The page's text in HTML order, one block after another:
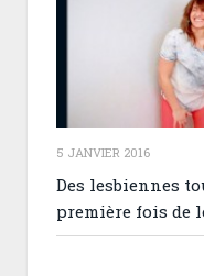
5 JANVIER 2016
Des lesbiennes
première fois de